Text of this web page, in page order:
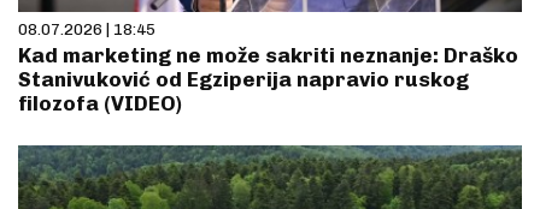
08.07.2026 | 18:45
Kad marketing ne može sakriti neznanje: Draško
Stanivuković od Egziperija napravio ruskog
filozofa (VIDEO)